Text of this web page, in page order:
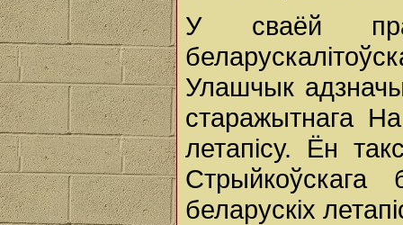
У сваёй
Улашчык
старажытнага
летапісу. Ён
беларускіх